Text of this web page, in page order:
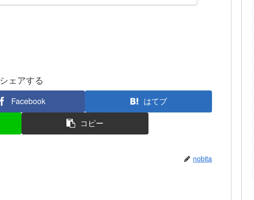
シェアする
Facebook
はてブ
コピー
nobita